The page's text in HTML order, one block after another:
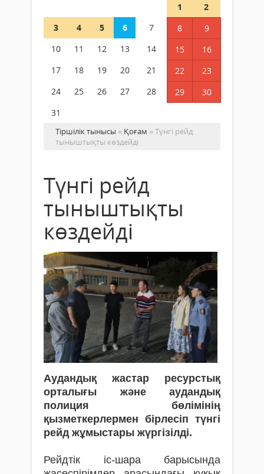
1
2
3
4 5 6 7 8
9
10
11 12 13 14 15
16
17
18 19 20 21 22
23
24
25 26 27 28 29
30
31
Тіршілік тынысы » Қоғам » Түнгі рейд
тыныштықты көздейді
Түнгі рейд
тыныштықты
көздейді
Аудандық жастар ресурстық
орталығы және аудандық
полиция бөлімінің
қызметкерлермен бірлесіп түнгі
рейд жұмыстары жүргізілді.
Рейдтік іс-шара барысында